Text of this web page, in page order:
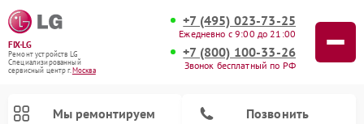
FIX-LG
Ремонт устройств LG
Специализированный
cервисный центр г.Москва
+7 (495) 023-73-25
Ежедневно с 9:00 до 21:00
+7 (800) 100-33-26
Звонок бесплатный по РФ
Мы ремонтируем Позвонить